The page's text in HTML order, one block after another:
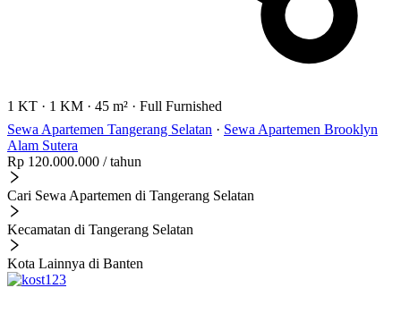
1 KT · 1 KM · 45 m² · Full Furnished
Sewa Apartemen Tangerang Selatan · Sewa Apartemen Brooklyn
Alam Sutera
Rp 120.000.000 / tahun
Cari Sewa Apartemen di Tangerang Selatan
Kecamatan di Tangerang Selatan
Kota Lainnya di Banten